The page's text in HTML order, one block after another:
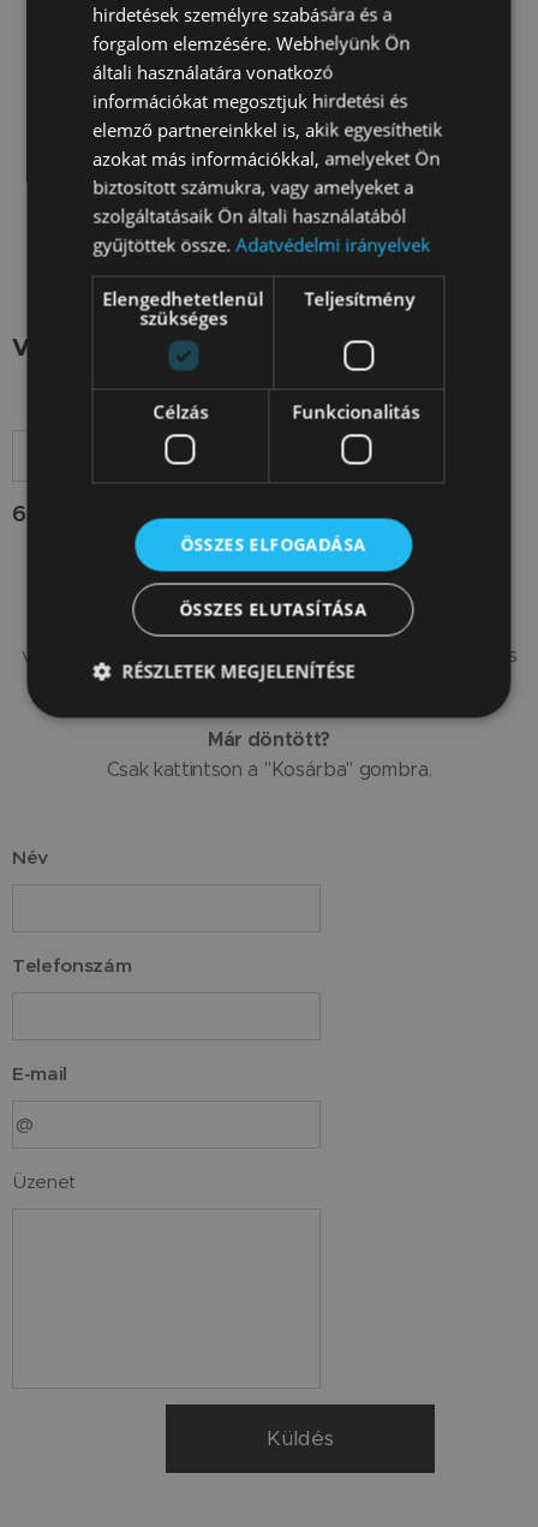
esetén.
A BenchK fali konzolok speciálisan kivágott ovális
alakú furatokkal vannak kialakítva, ami lehetővé
teszi gipszkarton falra szerelését - a
felszereléshez 2 konzol és 8 rögzítődüb
szükséges (a kínálatunkban található Fischer
Duopower rögzítő dübelek nem szerelhetők be
fába ).
Egy csomag 2 fali konzolt tartalmaz
Variáció kiválasztása:
65 050
Nem tud dönteni?
Ha kérdése van, vagy több információra van szüksége,
nyugodtan írjon nekünk az alábbi űrlapon keresztül,
vagy hívjon ezen a telefonszámon: +36 303 736 63 17 és
szívesen segítünk.
Már döntött?
Csak kattintson a "Kosárba" gombra.
Név
Telefonszám
E-mail
Üzenet
Küldés
hirdetések személyre szabására és a
forgalom elemzésére. Webhelyünk Ön
általi használatára vonatkozó
információkat megosztjuk hirdetési és
elemző partnereinkkel is, akik egyesíthetik
azokat más információkkal, amelyeket Ön
biztosított számukra, vagy amelyeket a
szolgáltatásaik Ön általi használatából
gyűjtöttek össze.Adatvédelmi irányelvek
Elengedhetetlenül
szükséges
Teljesítmény
Célzás Funkcionalitás
ÖSSZES ELFOGADÁSA
ÖSSZES ELUTASÍTÁSA
RÉSZLETEK MEGJELENÍTÉSE